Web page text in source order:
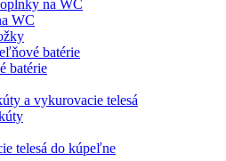
na WC
WC
batérie
batérie
a vykurovacie telesá
telesá do kúpeľne